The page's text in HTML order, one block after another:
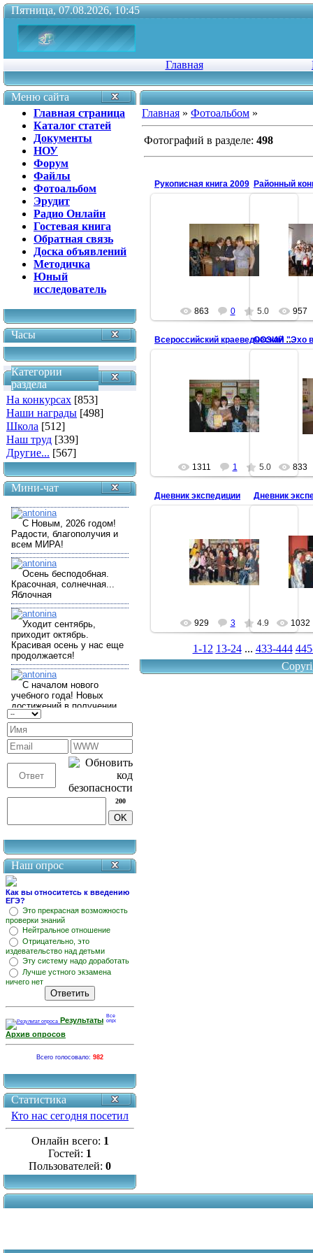
Пятница, 07.08.2026, 10:45
Главная
Меню сайта
Главная страница
Каталог статей
Документы
НОУ
Форум
Файлы
Фотоальбом
Эрудит
Радио Онлайн
Гостевая книга
Обратная связь
Доска объявлений
Методичка
Юный
исследователь
Часы
Категории
раздела
На конкурсах [853]
Наши награды [498]
Школа [512]
Наш труд [339]
Другие... [567]
Мини-чат
200
Наш опрос
Как вы относитетсь к введению
ЕГЭ?
Это прекрасная возможность
проверки знаний
Нейтральное отношение
Отрицательно, это
издевательство над детьми
Эту систему надо доработать
Лучше устного экзамена
ничего нет
Результаты
Архив опросов
Всего голосовало: 982
Статистика
Кто нас сегодня посетил
Онлайн всего: 1
Гостей: 1
Пользователей: 0
Главная » Фотоальбом »
Фотографий в разделе: 498
Рукописная книга 2009
16.05.2009
antonina
863 0 5.0 957
Всероссийский краеведческий конкурс 2009
15.04.2009
Оренбуржцы с наградами
antonina
1311 1 5.0
ООЗИИ "Эхо
"РОДНИК"
Кавревой.
Москве ...
833
Дневник экспедиции
13.02.2009
Участники презентации сборника
"Дневник экспедиции
antonina
929 3 4.9
Дневник
1032
1-12 13-24 ... 433-444